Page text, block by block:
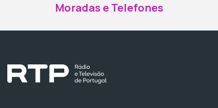
Moradas e Telefones